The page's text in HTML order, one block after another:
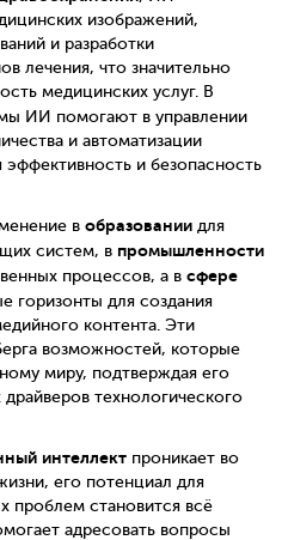
изображений,
и разработки
лечения, что значительно
медицинских услуг. В
ИИ помогают в управлении
и автоматизации
и безопасность
в образовании для
систем, в промышленности
процессов, а в сфере
горизонты для создания
контента. Эти
возможностей, которые
миру, подтверждая его
технологического
интеллект проникает во
его потенциал для
проблем становится всё
адресовать вопросы